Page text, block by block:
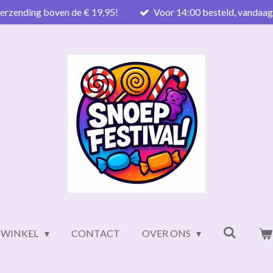
boven de € 19,95! Voor 14:00 besteld,
WINKEL CONTACT OVER ONS